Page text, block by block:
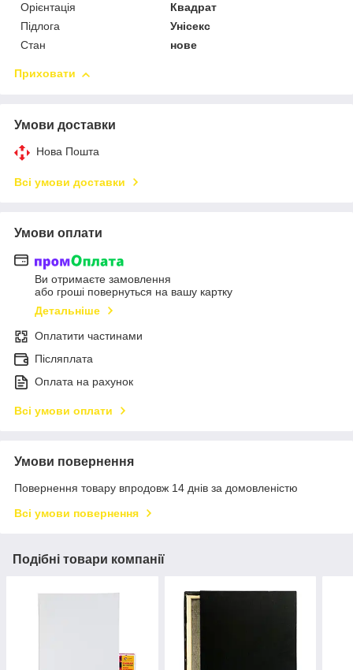
Орієнтація
Квадрат
Підлога
Унісекс
Стан
нове
Приховати
Умови доставки
Нова Пошта
Всі умови доставки
Умови оплати
Ви отримаєте замовлення
або гроші повернуться на вашу картку
Детальніше
Оплатити частинами
Післяплата
Оплата на рахунок
Всі умови оплати
Умови повернення
Повернення товару впродовж 14 днів за домовленістю
Всі умови повернення
Подібні товари компанії